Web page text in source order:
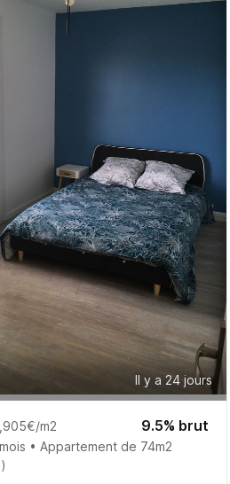
Il y a 24 jours
m2 9.5% brut
• Appartement de 74m2